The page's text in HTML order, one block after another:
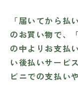
「届いてから払
のお買い物で、
の中よりお支払
い後払いサービ
ビニでの支払い